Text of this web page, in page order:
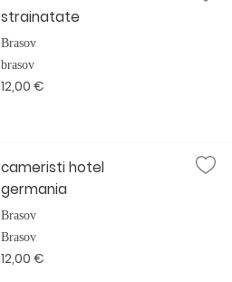
strainatate
Brasov
brasov
12,00 €
cameristi hotel
germania
Brasov
Brasov
12,00 €